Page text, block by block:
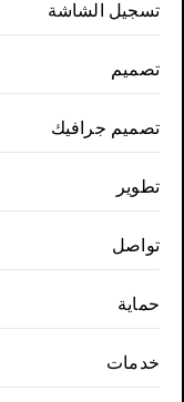
تسجيل الشاشة
تصميم
تصميم جرافيك
تطوير
تواصل
حماية
خدمات